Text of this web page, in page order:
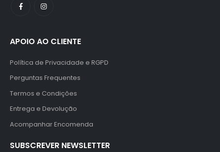
APOIO AO CLIENTE
Política de Privacidade e RGPD
Perguntas Frequentes
Termos e Condições
Entrega e Devolução
Acompanhar Encomenda
SUBSCREVER NEWSLETTER